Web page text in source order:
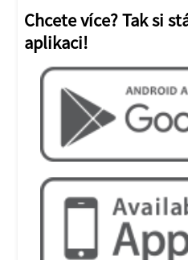
Chcete více? Tak si
aplikaci!